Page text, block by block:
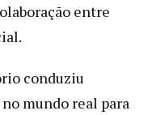
entre
conduziu
mundo real para